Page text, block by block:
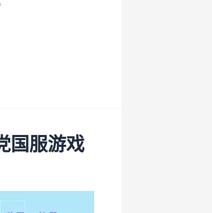
国服游戏